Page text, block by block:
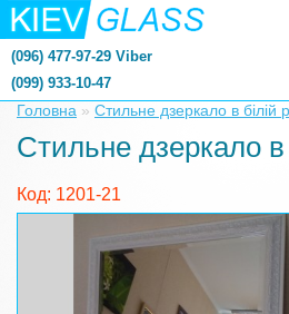
(096) 477-97-29 Viber
(099) 933-10-47
zerkalonazakaz@gmail.com
Головна » Стильне дзеркало в білій
Стильне дзеркало в
Код: 1201-21